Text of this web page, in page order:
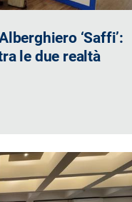
‘Saffi’:
le due realtà